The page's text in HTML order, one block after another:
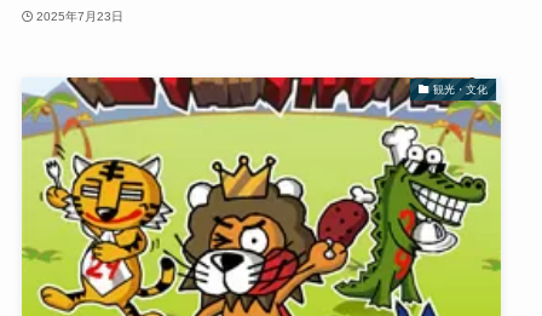
2025年7月23日
観光・文化